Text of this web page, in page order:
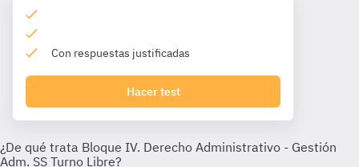
Con respuestas justificadas
Hacer test